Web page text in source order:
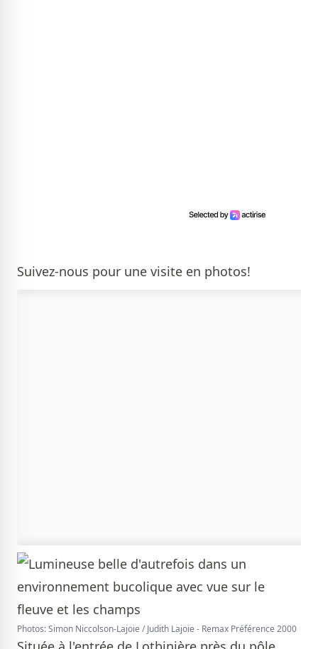
Suivez-nous pour une visite en photos!
Photos: Simon Niccolson-Lajoie / Judith Lajoie - Remax Préférence 2000